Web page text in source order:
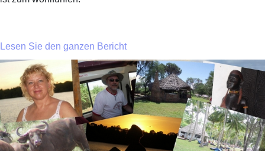
Lesen Sie den ganzen Bericht